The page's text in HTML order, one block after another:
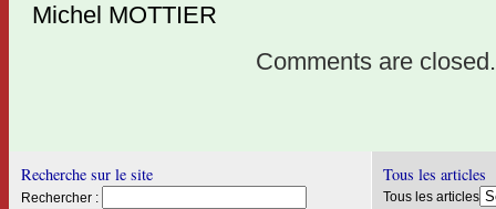
Michel MOTTIER
Comments are closed.
Recherche sur le site
Rechercher :
Tous les articles
Tous les articles